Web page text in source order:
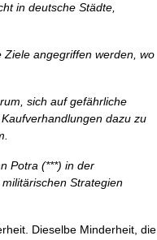
in deutsche Städte,
angegriffen werden, wo
sich auf gefährliche
dazu zu
Potra (***) in der
Strategien
Dieselbe Minderheit, die